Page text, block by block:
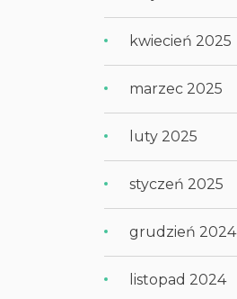
kwiecień 2025
marzec 2025
luty 2025
styczeń 2025
grudzień 2024
listopad 2024